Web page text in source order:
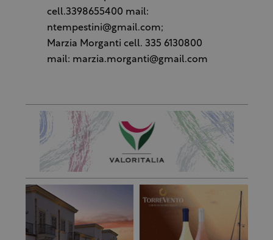
cell.3398655400 mail:
ntempestini@gmail.com;
Marzia Morganti cell. 335 6130800
mail: marzia.morganti@gmail.com